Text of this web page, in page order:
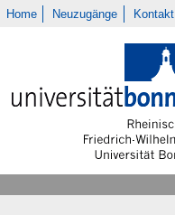
Home Neuzugänge Kontakt